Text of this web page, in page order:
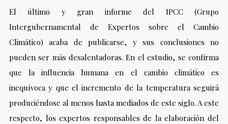
El último y gran informe del IPCC (Grupo
Intergubernamental de Expertos sobre el Cambio
Climático) acaba de publicarse, y sus conclusiones no
pueden ser más desalentadoras. En el estudio, se confirma
que la influencia humana en el cambio climático es
inequívoca y que el incremento de la temperatura seguir
produciéndose al menos hasta mediados de este siglo. A este
respecto, los expertos responsables de la elaboración del